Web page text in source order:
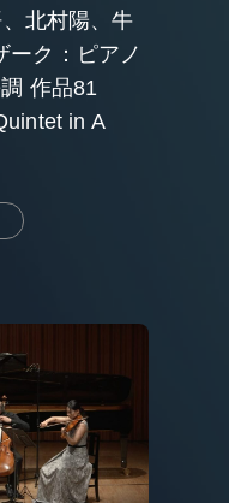
北村陽、牛
ーク：ピアノ
調 作品81
in A